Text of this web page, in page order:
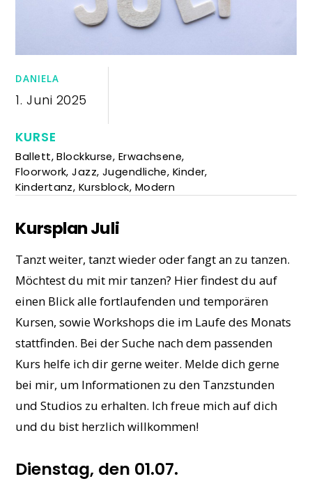
DANIELA
1. Juni 2025
KURSE
Ballett,Blockkurse, Erwachsene,
Floorwork,Jazz, Jugendliche, Kinder,
Kindertanz, Kursblock, Modern
Kursplan Juli
Tanzt weiter, tanzt wieder oder fangt an zu tanzen.
Möchtest du mit mir tanzen? Hier findest du auf
einen Blick alle fortlaufenden und temporären
Kursen, sowie Workshops die im Laufe des Monats
stattfinden. Bei der Suche nach dem passenden
Kurs helfe ich dir gerne weiter. Melde dich gerne
bei mir, um Informationen zu den Tanzstunden
und Studios zu erhalten. Ich freue mich auf dich
und du bist herzlich willkommen!
Dienstag, den 01.07.